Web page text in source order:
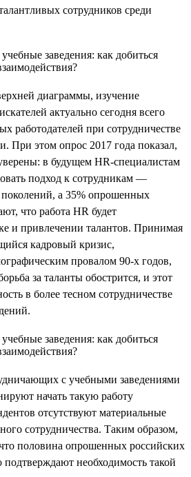
сотрудников среди
диаграммы, изучение
актуально сегодня всего
работодателей при сотрудничестве
При этом опрос 2017 года показал,
в будущем HR-специалистам
подход к сотрудникам —
поколений, а 35% опрошенных
что работа HR будет
и привлечении талантов. Принимая
кадровый кризис,
провалом 90-х годов,
за таланты обострится, и этот
в более тесном сотрудничестве
с учебными заведениями
начать такую работу
отсутствуют материальные
сотрудничества. Таким образом,
половина опрошенных российских
подтверждают необходимость такой